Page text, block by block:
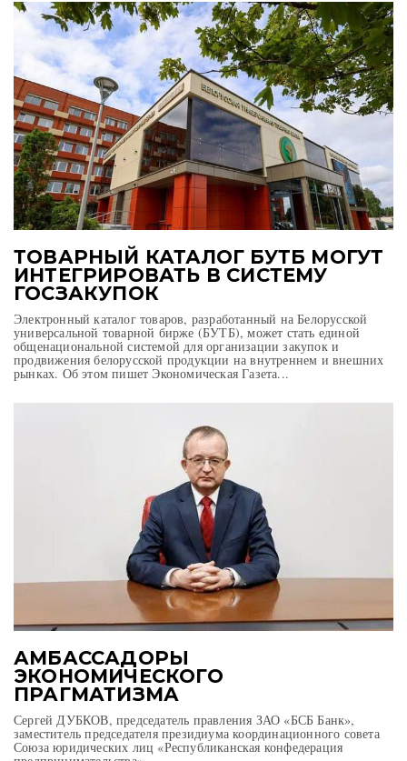
ТОВАРНЫЙ КАТАЛОГ БУТБ МОГУТ
ИНТЕГРИРОВАТЬ В СИСТЕМУ
ГОСЗАКУПОК
Электронный каталог товаров, разработанный на Белорусской
универсальной товарной бирже (БУТБ), может стать единой
общенациональной системой для организации закупок и
продвижения белорусской продукции на внутреннем и внешних
рынках. Об этом пишет Экономическая Газета...
АМБАССАДОРЫ
ЭКОНОМИЧЕСКОГО
ПРАГМАТИЗМА
Сергей ДУБКОВ, председатель правления ЗАО «БСБ Банк»,
заместитель председателя президиума координационного совета
Союза юридических лиц «Республиканская конфедерация